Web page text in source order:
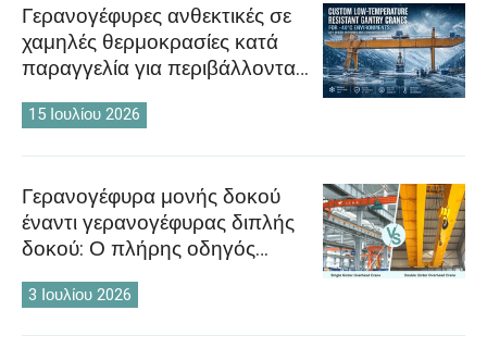
Γερανογέφυρες ανθεκτικές σε
χαμηλές θερμοκρασίες κατά
παραγγελία για περιβάλλοντα
-40°C: Βασικά χαρακτηριστικά
σχεδιασμού και σκέψεις
15 Ιουλίου 2026
Γερανογέφυρα μονής δοκού
έναντι γερανογέφυρας διπλής
δοκού: Ο πλήρης οδηγός
επιλογής για βιομηχανικούς
αγοραστές
3 Ιουλίου 2026